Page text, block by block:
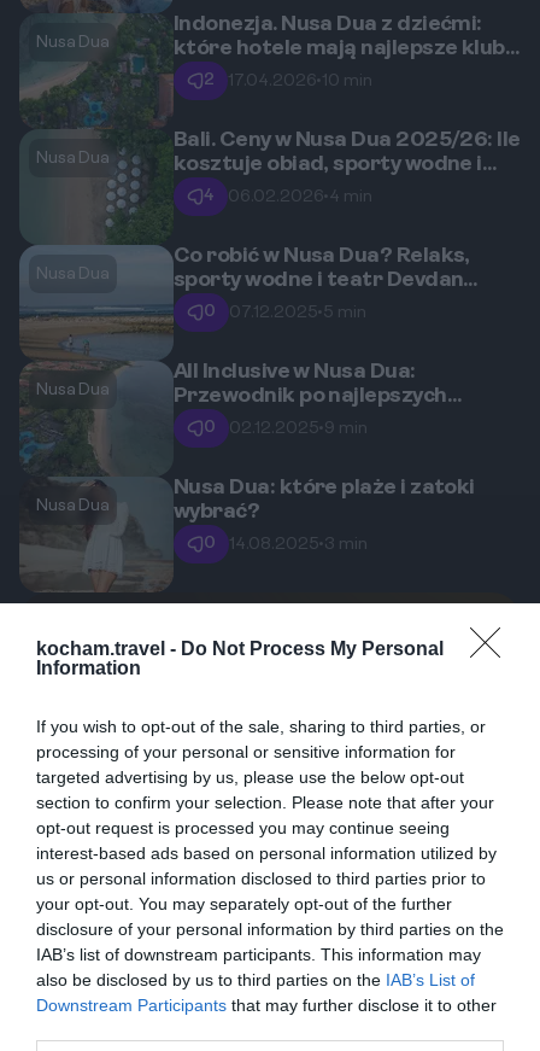
kocham.travel - Do Not Process My Personal
Information
If you wish to opt-out of the sale, sharing to third parties, or
processing of your personal or sensitive information for
targeted advertising by us, please use the below opt-out
section to confirm your selection. Please note that after your
opt-out request is processed you may continue seeing
interest-based ads based on personal information utilized by
us or personal information disclosed to third parties prior to
your opt-out. You may separately opt-out of the further
disclosure of your personal information by third parties on the
IAB’s list of downstream participants. This information may
also be disclosed by us to third parties on the IAB’s List of
Downstream Participants that may further disclose it to other
Nusa Dua
Indonezja. Nusa Dua z dziećmi:
które hotele mają najlepsze kluby
dla najmłodszych i bezpieczne
plaże?
2 17.04.2026• 10 min
Nusa Dua
Bali. Ceny w Nusa Dua 2025/26: Ile
kosztuje obiad, sporty wodne i
masaż?
4 06.02.2026• 4 min
Nusa Dua
Co robić w Nusa Dua? Relaks,
sporty wodne i teatr Devdan
Show
0 07.12.2025• 5 min
Nusa Dua
All Inclusive w Nusa Dua:
Przewodnik po najlepszych
resortach na Bali
0 02.12.2025• 9 min
Nusa Dua
Nusa Dua: które plaże i zatoki
wybrać?
0 14.08.2025• 3 min
Popularne Top kierunki
masaż?
W Nusa Dua, na Bali, wakacje stają się
niezapomnianym doświadczeniem. W
2025/26 roku, z atrakcyjnymi cenami
na posiłki, sporty wodne oraz usługi
spa, odkryj coworkingowy raj, który
czeka na Ciebie.
4 06.02.2026•4 min
2
Indonezja. Nusa Dua z dziećmi:
które hotele mają najlepsze kluby
dla najmłodszych i bezpieczne
Planujesz rodzinne wakacje na Bali i
zastanawiasz się, który region będzie
najlepszy dla Twoich pociech? Nusa
Dua, ze swoją spokojną atmosferą,
luksusowymi resortami i plażami o
łagodnym zejściu do morza, jest często
2 17.04.2026•10 min
Gotowy pomysł na romantyczny
urlop w Nusa Dua: luksusowy
zakątek Bali dla dwojga.
Odkryjcie Nusa Dua, ekskluzywną
enklawę na Bali, która jest synonimem